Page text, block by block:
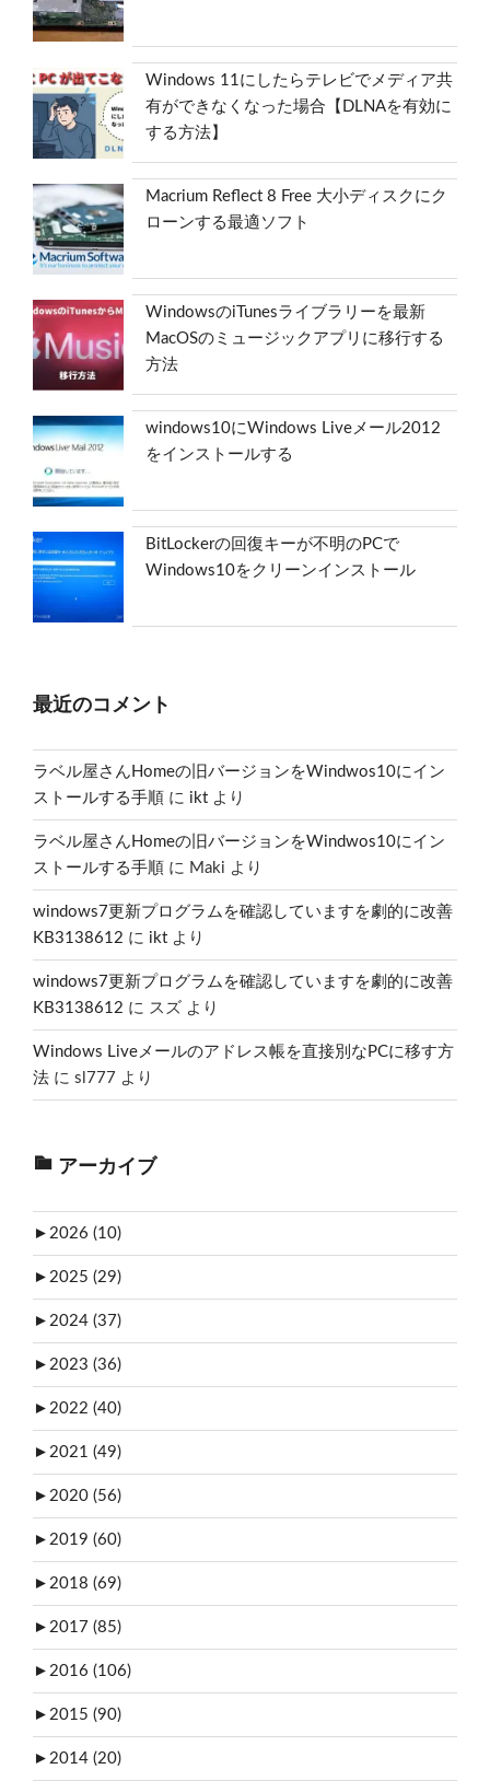
Windows 11にしたらテレビでメディア共
有ができなくなった場合【DLNAを有効に
する方法】
Macrium Reflect 8 Free 大小ディスクにク
ローンする最適ソフト
WindowsのiTunesライブラリーを最新
MacOSのミュージックアプリに移行する
方法
windows10にWindows Liveメール2012
をインストールする
BitLockerの回復キーが不明のPCで
Windows10をクリーンインストール
最近のコメント
ラベル屋さんHomeの旧バージョンをWindwos10にイン
ストールする手順 に ikt より
ラベル屋さんHomeの旧バージョンをWindwos10にイン
ストールする手順 に Maki より
windows7更新プログラムを確認していますを劇的に改善
KB3138612 に ikt より
windows7更新プログラムを確認していますを劇的に改善
KB3138612 に スズ より
Windows Liveメールのアドレス帳を直接別なPCに移す方
法 に sl777 より
アーカイブ
► 2026 (10)
► 2025 (29)
► 2024 (37)
► 2023 (36)
► 2022 (40)
► 2021 (49)
► 2020 (56)
► 2019 (60)
► 2018 (69)
► 2017 (85)
► 2016 (106)
► 2015 (90)
► 2014 (20)